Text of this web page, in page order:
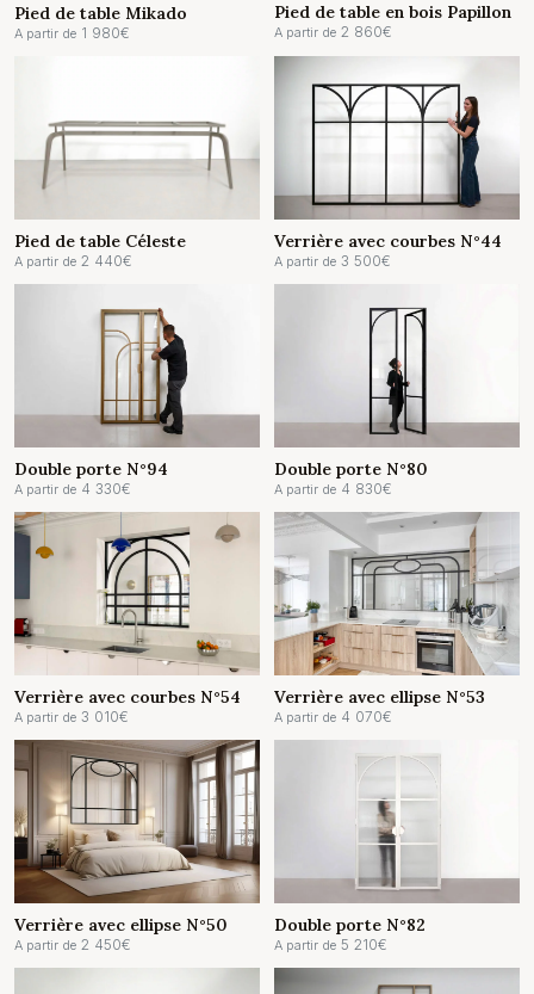
Pied de table Mikado
A partir de 1 980€
Pied de table en bois Papillon
A partir de 2 860€
Pied de table Céleste
A partir de 2 440€
Verrière avec courbes N°44
A partir de 3 500€
Double porte N°94
A partir de 4 330€
Double porte N°80
A partir de 4 830€
Verrière avec courbes N°54
A partir de 3 010€
Verrière avec ellipse N°53
A partir de 4 070€
Verrière avec ellipse N°50
A partir de 2 450€
Double porte N°82
A partir de 5 210€